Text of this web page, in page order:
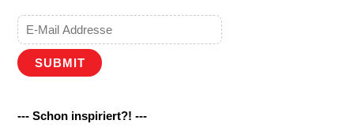
SUBMIT
--- Schon inspiriert?! ---